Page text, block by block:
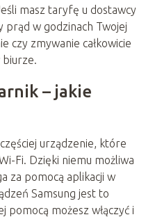
masz taryfę u dostawcy
prąd w godzinach Twojej
czy zmywanie całkowicie
biurze.
– jakie
urządzenie, które
Fi. Dzięki niemu możliwa
za pomocą aplikacji w
Samsung jest to
pomocą możesz włączyć i